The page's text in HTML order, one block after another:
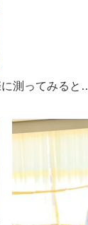
に測ってみる